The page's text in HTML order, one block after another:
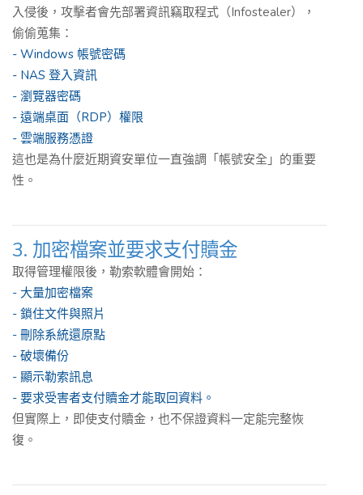
入侵後，攻擊者會先部署資訊竊取程式（Infostealer），
偷偷蒐集：
- Windows 帳號密碼
- NAS 登入資訊
- 瀏覽器密碼
- 遠端桌面（RDP）權限
- 雲端服務憑證
這也是為什麼近期資安單位一直強調「帳號安全」的重要
性。
3. 加密檔案並要求支付贖金
取得管理權限後，勒索軟體會開始：
- 大量加密檔案
- 鎖住文件與照片
- 刪除系統還原點
- 破壞備份
- 顯示勒索訊息
- 要求受害者支付贖金才能取回資料。
但實際上，即使支付贖金，也不保證資料一定能完整恢
復。